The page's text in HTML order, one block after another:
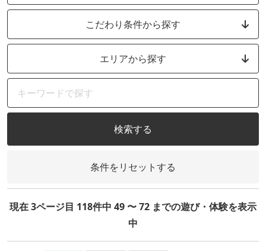
こだわり条件から探す
エリアから探す
検索する
条件をリセットする
現在 3ページ目 118件中 49 〜 72 までの遊び・体験を表示
中